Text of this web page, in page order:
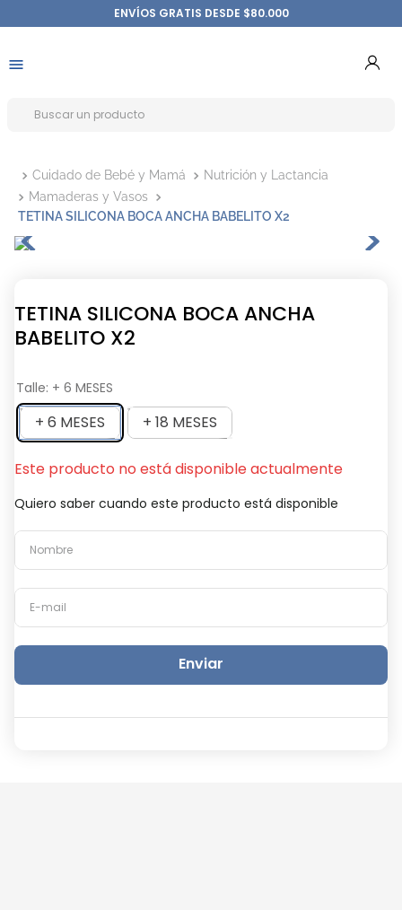
ENVÍOS GRATIS DESDE $80.000
Cuidado de Bebé y Mamá
Nutrición y Lactancia
Mamaderas y Vasos
TETINA SILICONA BOCA ANCHA BABELITO X2
TETINA SILICONA BOCA ANCHA
BABELITO X2
Talle: + 6 MESES
+ 6 MESES + 18 MESES
Este producto no está disponible actualmente
Quiero saber cuando este producto está disponible
Enviar